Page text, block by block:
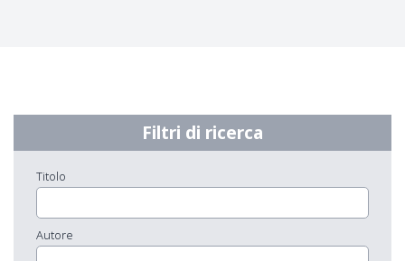
Filtri di ricerca
Titolo
Autore